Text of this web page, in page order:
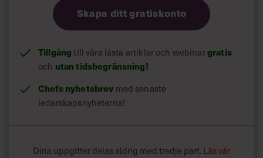
Skapa ditt gratiskonto
Tillgång till våra låsta artiklar och webinargratis
och utan tidsbegränsning!
Chefs nyhetsbrev med senaste
ledarskapsnyheterna!
Dina uppgifter delas aldrig med tredje part. Läs vår